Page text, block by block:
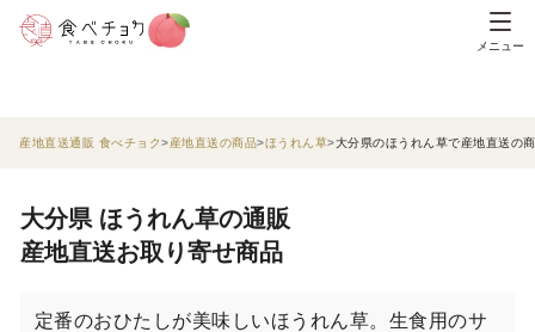
メニュー
産地直送通販 食べチョク 産地直送の商品 ほうれん草 大分県のほうれん草で産地直送の
大分県 ほうれん草の通販
産地直送お取り寄せ商品
定番のおひたしが美味しいほうれん草。生食用のサ